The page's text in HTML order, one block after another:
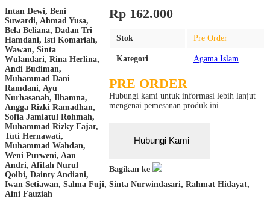
Rp 162.000
Stok Pre Order
Kategori Agama Islam
PRE ORDER
Hubungi kami untuk informasi lebih lanjut
mengenai pemesanan produk ini.
Hubungi Kami
Bagikan ke
Intan Dewi, Beni
Suwardi, Ahmad Yusa,
Bela Beliana, Dadan Tri
Hamdani, Isti Komariah,
Wawan, Sinta
Wulandari, Rina Herlina,
Andi Budiman,
Muhammad Dani
Ramdani, Ayu
Nurhasanah, Ilhamna,
Angga Rizki Ramadhan,
Sofia Jamiatul Rohmah,
Muhammad Rizky Fajar,
Tuti Hernawati,
Muhammad Wahdan,
Weni Purweni, Aan
Andri, Afifah Nurul
Qolbi, Dainty Andiani,
Iwan Setiawan, Salma Fuji, Sinta Nurwindasari, Rahmat Hidayat,
Aini Fauziah